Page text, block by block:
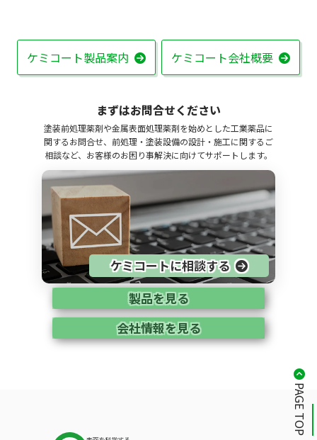
ケミコート製品案内 ケミコート会社概要
まずはお問合せください
塗装前処理薬剤や金属表面処理薬剤を始めとした工業薬品に
関するお問合せ、前処理・塗装設備の設計・施工に関するご
相談など、お客様のお困り事解決に向けてサポートします。
ケミコートに相談する
製品を見る
会社情報を見る
PAGE TOP